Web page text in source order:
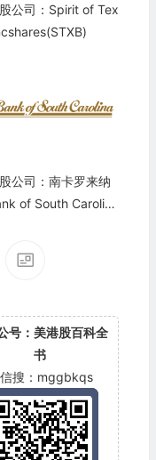
公司：Spirit of Tex
公司：南卡罗来纳
of South Carolina
号：美港股百科全
书
搜：mggbkqs